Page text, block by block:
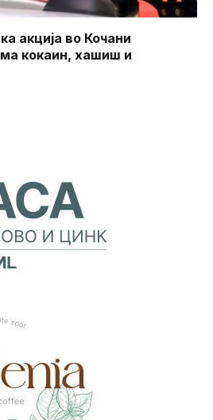
акција во Кочани
кокаин, хашиш и